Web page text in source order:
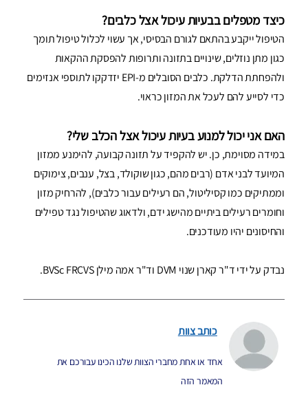
כיצד מטפלים בבעיות עיכול אצל כלבים?
הטיפול ייקבע בהתאם לגורם הבסיסי, אך עשוי לכלול טיפול תומך
כגון מתן נוזלים, שינויים בתזונה ותרופות להפסקת ההקאות
ולהפחתת הדלקת. כלבים הסובלים מ-EPI יזדקקו לתוספי אנזימים
כדי לסייע להם לעכל את המזון כראוי.
האם אני יכול למנוע בעיות עיכול אצל הכלב שלי?
במידה מסוימת, כן. יש להקפיד על תזונה קבועה, להימנע ממזון
המיועד לבני אדם (רבים מהם, כגון שוקולד, בצל, ענבים, צימוקים
וממתיקים כמו קסיליטול, הם רעילים עבור כלבים), להרחיק מזון
וחומרים רעילים ביתיים מהישג ידם, ולדאוג שהטיפול נגד טפילים
והחיסונים יהיו מעודכנים.
נבדק על ידי ד"ר קארן שנוי DVM וד"ר אמה מילן BVSc FRCVS.
כותב צוות
אחד או אחת מחברי הצוות שלנו הכינו עבורכם את
המאמר הזה